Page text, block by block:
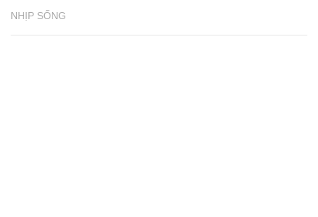
NHỊP SỐNG